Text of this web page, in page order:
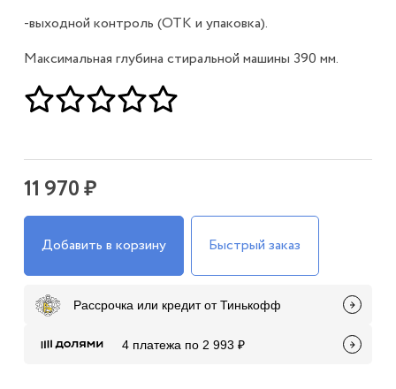
-выходной контроль (ОТК и упаковка).
Максимальная глубина стиральной машины 390 мм.
11 970 ₽
Добавить в корзину Быстрый заказ
Рассрочка или кредит от Тинькофф
4 платежа по 2 993 ₽